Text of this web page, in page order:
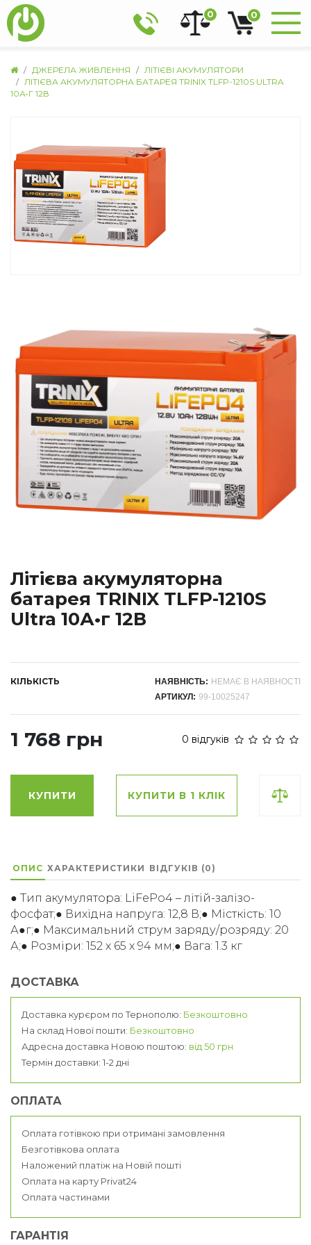
0 0
ДЖЕРЕЛА ЖИВЛЕННЯ
ЛІТІЄВІ АКУМУЛЯТОРИ
ЛІТІЄВА АКУМУЛЯТОРНА БАТАРЕЯ TRINIX TLFP-1210S ULTRA
10А•Г 12В
Літієва акумуляторна
батарея TRINIX TLFP-1210S
Ultra 10А•г 12В
КІЛЬКІСТЬ НАЯВНІСТЬ: НЕМАЄ В НАЯВНОСТІ
АРТИКУЛ: 99-10025247
1 768 грн 0 відгуків
КУПИТИ КУПИТИ В 1 КЛІК
ОПИС ХАРАКТЕРИСТИКИ ВІДГУКІВ (0)
● Тип акумулятора: LiFePo4 – літій-залізо-
фосфат;● Вихідна напруга: 12,8 В;● Місткість: 10
А●г;● Максимальний струм заряду/розряду: 20
А;● Розміри: 152 х 65 х 94 мм;● Вага: 1.3 кг
ДОСТАВКА
Доставка курєром по Тернополю: Безкоштовно
На склад Нової пошти: Безкоштовно
Адресна доставка Новою поштою: від 50 грн
Термін доставки: 1-2 дні
ОПЛАТА
Оплата готівкою при отримані замовлення
Безготівкова оплата
Наложений платіж на Новій пошті
Оплата на карту Privat24
Оплата частинами
ГАРАНТІЯ